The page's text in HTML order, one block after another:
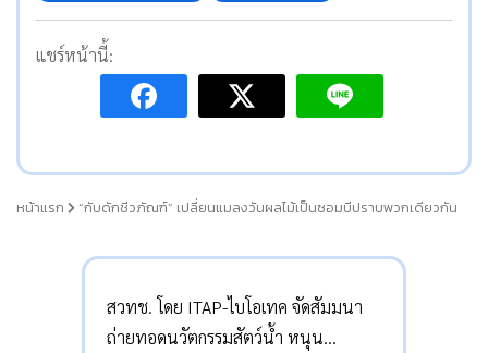
แชร์หน้านี้:
หน้าแรก “กับดักชีวภัณฑ์” เปลี่ยนแมลงวันผลไม้เป็นซอมบีปราบพวกเดียวกัน
สวทช. โดย ITAP-ไบโอเทค จัดสัมมนา
ถ่ายทอดนวัตกรรมสัตว์น้ำ หนุน